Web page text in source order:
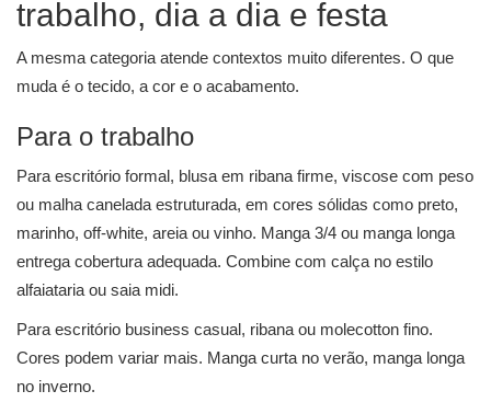
trabalho, dia a dia e festa
A mesma categoria atende contextos muito diferentes. O que
muda é o tecido, a cor e o acabamento.
Para o trabalho
Para escritório formal, blusa em ribana firme, viscose com peso
ou malha canelada estruturada, em cores sólidas como preto,
marinho, off-white, areia ou vinho. Manga 3/4 ou manga longa
entrega cobertura adequada. Combine com calça no estilo
alfaiataria ou saia midi.
Para escritório business casual, ribana ou molecotton fino.
Cores podem variar mais. Manga curta no verão, manga longa
no inverno.